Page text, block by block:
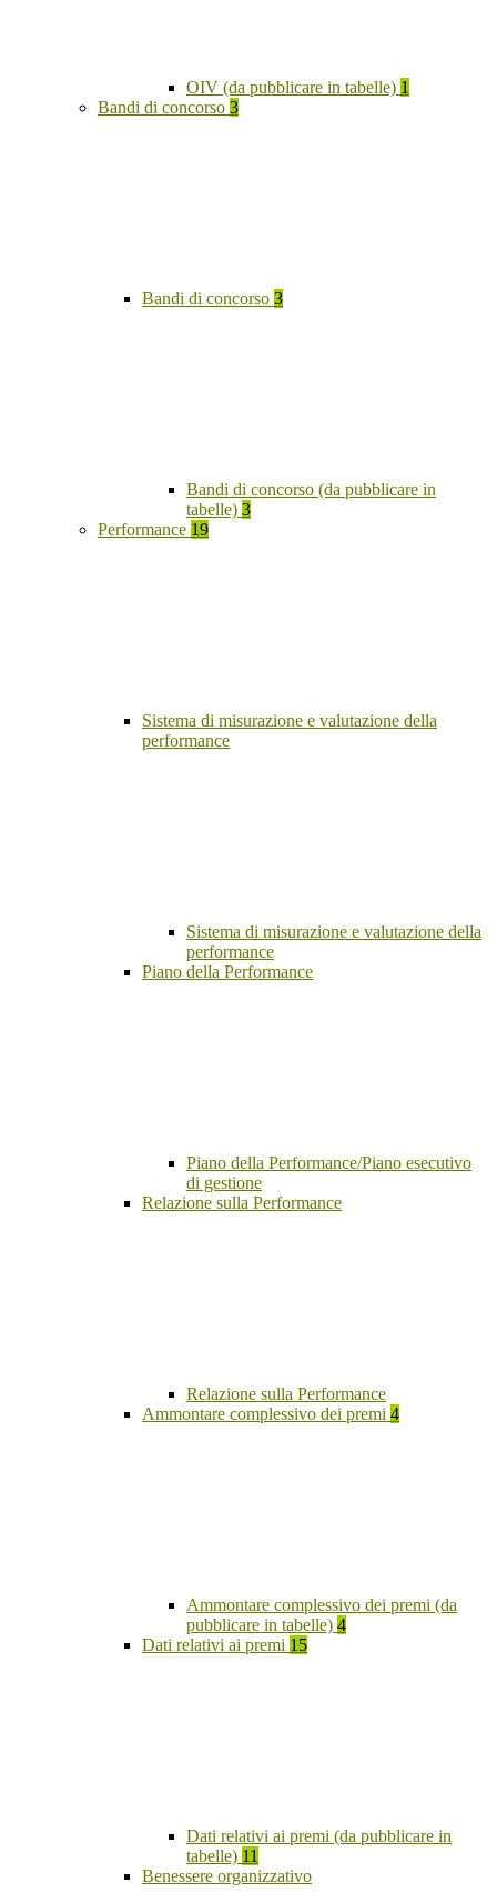
OIV (da pubblicare in tabelle) 1
Bandi di concorso 3
Bandi di concorso 3
Bandi di concorso (da pubblicare in
tabelle) 3
Performance 19
Sistema di misurazione e valutazione della
performance
Sistema di misurazione e valutazione della
performance
Piano della Performance
Piano della Performance/Piano esecutivo
di gestione
Relazione sulla Performance
Relazione sulla Performance
Ammontare complessivo dei premi 4
Ammontare complessivo dei premi (da
pubblicare in tabelle) 4
Dati relativi ai premi 15
Dati relativi ai premi (da pubblicare in
tabelle) 11
Benessere organizzativo